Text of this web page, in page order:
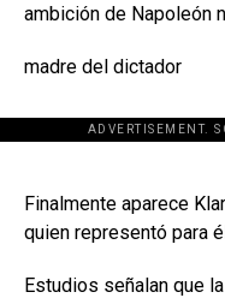
ambición de Napoleón
madre del dictador
ADVERTISEMENT.
Finalmente aparece
quien representó para
Estudios señalan que